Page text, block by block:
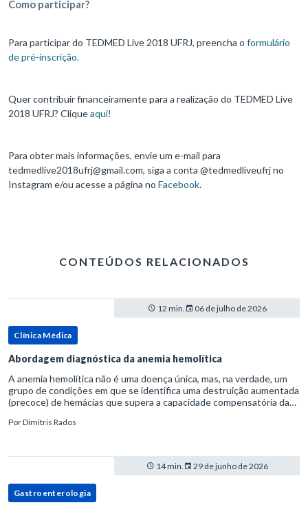
Como participar?
Para participar do TEDMED Live 2018 UFRJ, preencha o formulário
de pré-inscrição.
Quer contribuir financeiramente para a realização do TEDMED Live
2018 UFRJ? Cliqueaqui!
Para obter mais informações, envie um e-mail para
tedmedlive2018ufrj@gmail.com, siga a conta @tedmedliveufrj no
Instagram e/ou acesse a página no Facebook.
CONTEÚDOS RELACIONADOS
12 min. 06 de julho de 2026
Clínica Médica
Abordagem diagnóstica da anemia hemolítica
A anemia hemolítica não é uma doença única, mas, na verdade, um
grupo de condições em que se identifica uma destruição aumentada
(precoce) de hemácias que supera a capacidade compensatória da
PorDimitris Rados
14 min. 29 de junho de 2026
Gastroenterologia